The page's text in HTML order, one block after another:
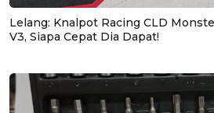
Lelang: Knalpot Racing CLD
V3, Siapa Cepat Dia Dapat!